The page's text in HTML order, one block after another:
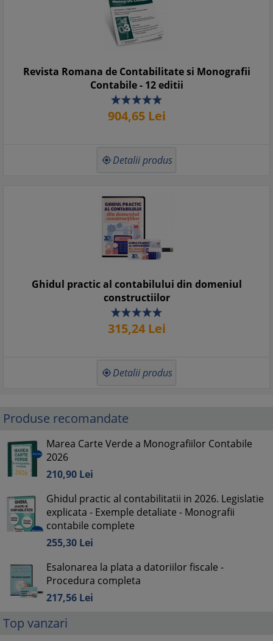
Revista Romana de Contabilitate si Monografii
Contabile - 12 editii
904,65Lei
 Detalii produs
Ghidul practic al contabilului din domeniul
constructiilor
315,24Lei
 Detalii produs
Produse recomandate
Marea Carte Verde a Monografiilor Contabile
2026
210,90 Lei
Ghidul practic al contabilitatii in 2026. Legislatie
explicata - Exemple detaliate - Monografii
contabile complete
255,30 Lei
Esalonarea la plata a datoriilor fiscale -
Procedura completa
217,56 Lei
Top vanzari